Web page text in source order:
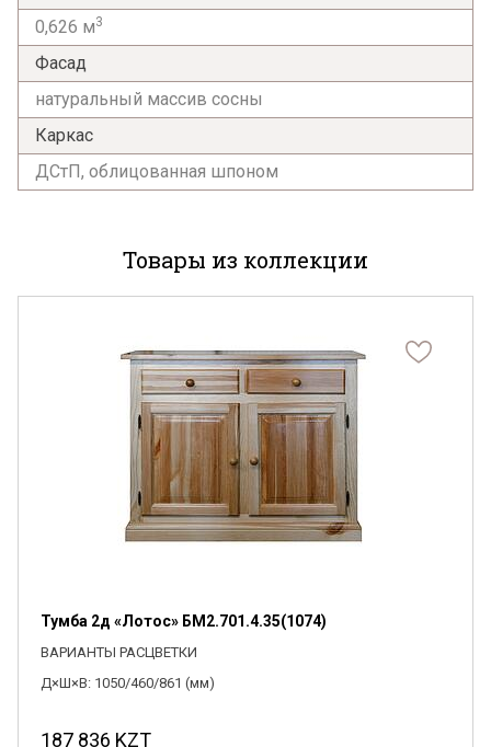
Я ознакомлен сПолитикойв отношении
обработки персональных данных и
согласен на их обработку.
0,626 м3
Фасад
натуральный массив сосны
Каркас
ДСтП, облицованная шпоном
Товары из коллекции
Тумба 2д «Лотос» БМ2.701.4.35(1074)
ВАРИАНТЫ РАСЦВЕТКИ
Д×Ш×В: 1050/460/861 (мм)
187 836 KZT